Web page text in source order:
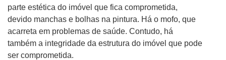
parte estética do imóvel que fica comprometida,
devido manchas e bolhas na pintura. Há o mofo, que
acarreta em problemas de saúde. Contudo, há
também a integridade da estrutura do imóvel que pode
ser comprometida.